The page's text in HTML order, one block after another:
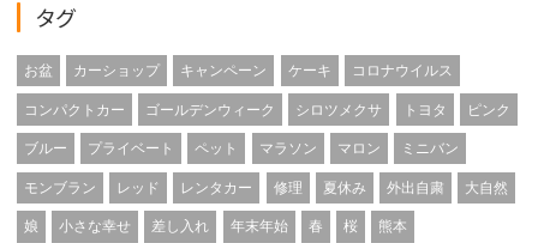
タグ
お盆 カーショップ キャンペーン ケーキ コロナウイルス
コンパクトカー ゴールデンウィーク シロツメクサ トヨタ ピンク
ブルー プライベート ペット マラソン マロン ミニバン
モンブラン レッド レンタカー 修理 夏休み 外出自粛 大自然
娘 小さな幸せ 差し入れ 年末年始 春 桜 熊本